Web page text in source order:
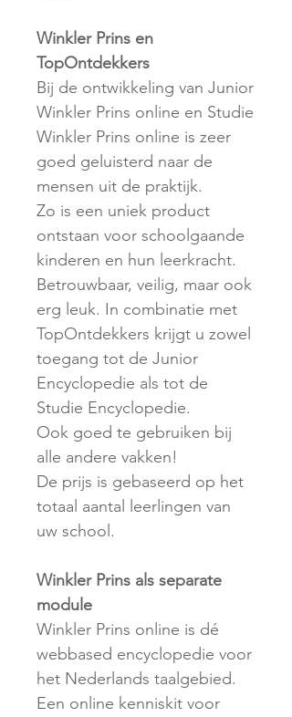
Winkler Prins en
TopOntdekkers
Bij de ontwikkeling van Junior
Winkler Prins online en Studie
Winkler Prins online is zeer
goed geluisterd naar de
mensen uit de praktijk.
Zo is een uniek product
ontstaan voor schoolgaande
kinderen en hun leerkracht.
Betrouwbaar, veilig, maar ook
erg leuk. In combinatie met
TopOntdekkers krijgt u zowel
toegang tot de Junior
Encyclopedie als tot de
Studie Encyclopedie.
Ook goed te gebruiken bij
alle andere vakken!
De prijs is gebaseerd op het
totaal aantal leerlingen van
uw school.
Winkler Prins als separate
module
Winkler Prins online is dé
webbased encyclopedie voor
het Nederlands taalgebied.
Een online kenniskit voor